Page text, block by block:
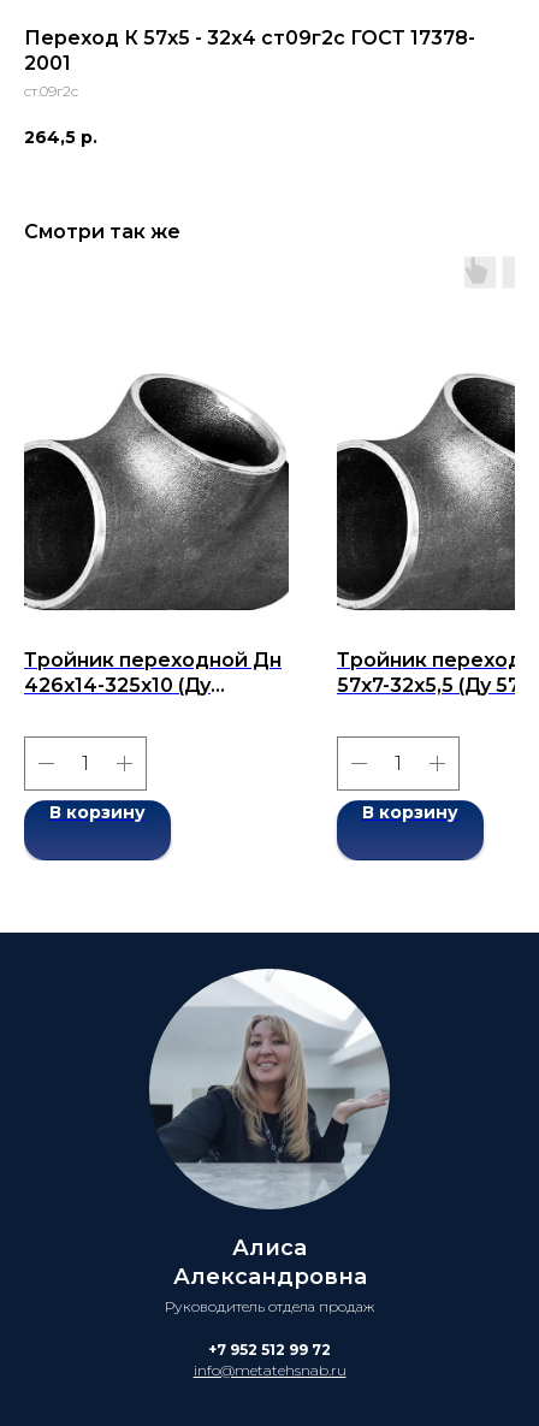
Переход К 57х5 - 32х4 ст09г2с ГОСТ 17378-
2001
ст.09г2с
264,5 р.
Смотри так же
Тройник переходной Дн
426х14-325х10 (Ду
ГОСТ 17376-2001
В корзину
Тройник
57х7-32х5,5 (Ду
2001
В корзину
Алиса
Александровна
Руководитель отдела продаж
+7 952 512 99 72
info@metatehsnab.ru